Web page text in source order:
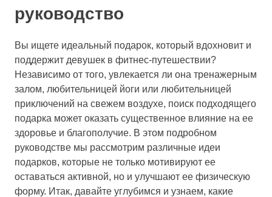
руководство
Вы ищете идеальный подарок, который вдохновит и
поддержит девушек в фитнес-путешествии?
Независимо от того, увлекается ли она тренажерным
залом, любительницей йоги или любительницей
приключений на свежем воздухе, поиск подходящего
подарка может оказать существенное влияние на ее
здоровье и благополучие. В этом подробном
руководстве мы рассмотрим различные идеи
подарков, которые не только мотивируют ее
оставаться активной, но и улучшают ее физическую
форму. Итак, давайте углубимся и узнаем, какие